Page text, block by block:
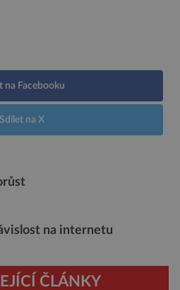
na Facebooku
Sdílet na X
na internetu
ČLÁNKY